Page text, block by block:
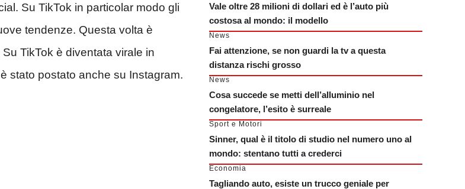
Su TikTok in particolar modo gli
tendenze. Questa volta è
TikTok è diventata virale in
stato postato anche su Instagram.
Vale oltre 28 milioni di dollari ed è l’auto più
costosa al mondo: il modello
News
Fai attenzione, se non guardi la tv a questa
distanza rischi grosso
News
Cosa succede se metti dell’alluminio nel
congelatore, l’esito è surreale
Sport e Motori
Sinner, qual è il titolo di studio nel numero uno al
mondo: stentano tutti a crederci
Economia
Tagliando auto, esiste un trucco geniale per